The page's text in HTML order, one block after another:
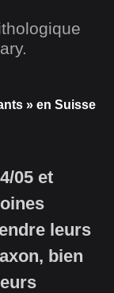
» en Suisse
05 et
leurs
bien